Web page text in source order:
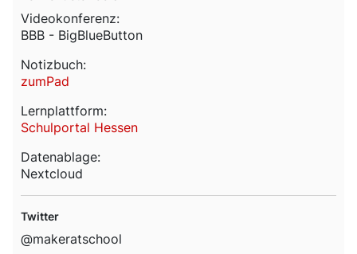
Videokonferenz:
BBB - BigBlueButton
Notizbuch:
zumPad
Lernplattform:
Schulportal Hessen
Datenablage:
Nextcloud
Twitter
@makeratschool